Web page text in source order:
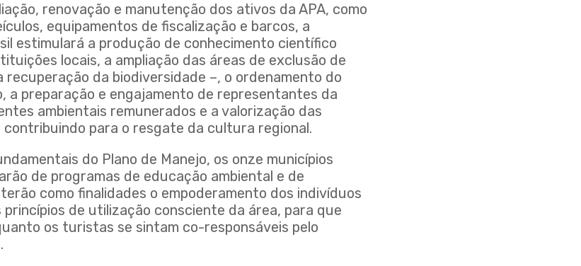
renovação e manutenção dos ativos da APA, como
equipamentos de fiscalização e barcos, a
estimulará a produção de conhecimento científico
locais, a ampliação das áreas de exclusão de
recuperação da biodiversidade –, o ordenamento do
a preparação e engajamento de representantes da
ambientais remunerados e a valorização das
para o resgate da cultura regional.
do Plano de Manejo, os onze municípios
de programas de educação ambiental e de
como finalidades o empoderamento dos indivíduos
princípios de utilização consciente da área, para que
os turistas se sintam co-responsáveis pelo